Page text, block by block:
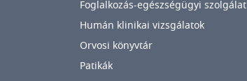
Foglalkozás-egészségügyi szolgálat
Humán klinikai vizsgálatok
Orvosi könyvtár
Patikák